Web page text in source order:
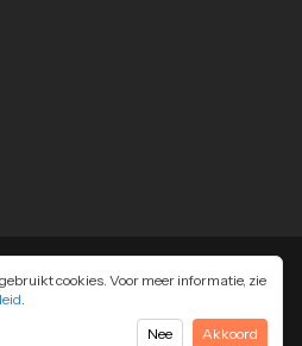
cookies. Voor meer informatie, zie
.
Nee
Akkoord
voorwaarden |
& cookiebeleid